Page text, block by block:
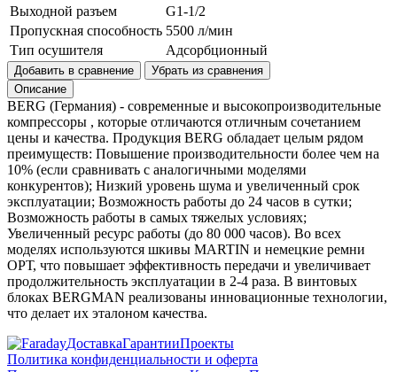
Выходной разъем
G1-1/2
Пропускная способность 5500 л/мин
Тип осушителя
Адсорбционный
Добавить в сравнение
Убрать из сравнения
Описание
BERG (Германия) - современные и высокопроизводительные
компрессоры , которые отличаются отличным сочетанием
цены и качества. Продукция BERG обладает целым рядом
преимуществ: Повышение производительности более чем на
10% (если сравнивать с аналогичными моделями
конкурентов); Низкий уровень шума и увеличенный срок
эксплуатации; Возможность работы до 24 часов в сутки;
Возможность работы в самых тяжелых условиях;
Увеличенный ресурс работы (до 80 000 часов). Во всех
моделях используются шкивы MARTIN и немецкие ремни
ОРТ, что повышает эффективность передачи и увеличивает
продолжительность эксплуатации в 2-4 раза. В винтовых
блоках BERGMAN реализованы инновационные технологии,
что делает их эталоном качества.
ДоставкаГарантииПроекты
Политика конфиденциальности и оферта